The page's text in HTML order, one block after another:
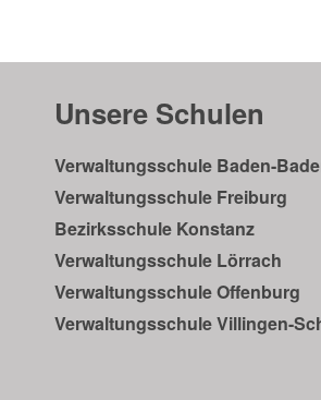
Unsere Schulen
Verwaltungsschule Baden-
Verwaltungsschule Freiburg
Bezirksschule Konstanz
Verwaltungsschule Lörrach
Verwaltungsschule Offenburg
Verwaltungsschule Villingen-